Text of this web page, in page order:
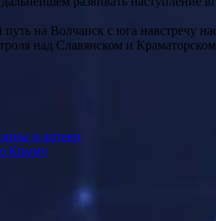
на Волчанск с юга навстречу
над Славянском и
и аптеки
Крыму